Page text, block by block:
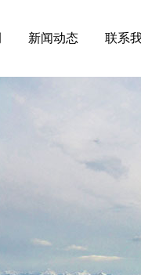
新闻动态 联系